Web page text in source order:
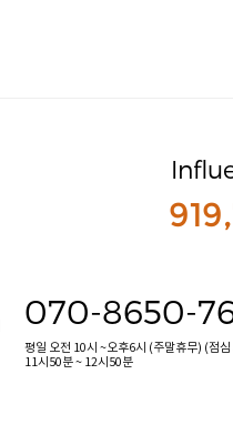
070-8650-
평일 오전 10시 ~오후6시 (주말휴무) (점심
11시50분 ~ 12시50분